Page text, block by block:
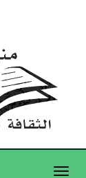
Toggle